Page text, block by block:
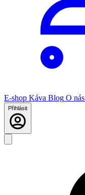
E-shop Káva Blog O nás
Přihlásit